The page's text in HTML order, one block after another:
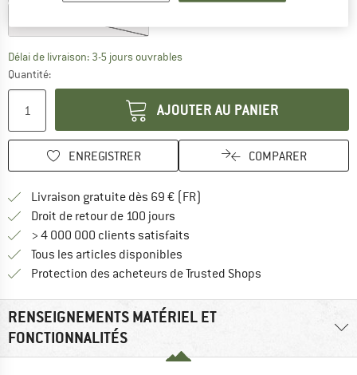
Délai de livraison: 3-5 jours ouvrablesLe lien s'ouvre dans une boîte
Quantité:
AJOUTER AU PANIER
ENREGISTRER COMPARER
Livraison gratuite dès 69 € (FR)
Droit de retour de 100 jours
> 4 000 000 clients satisfaits
Tous les articles disponibles
Protection des acheteurs de Trusted Shops
RENSEIGNEMENTS MATÉRIEL ET
FONCTIONNALITÉS